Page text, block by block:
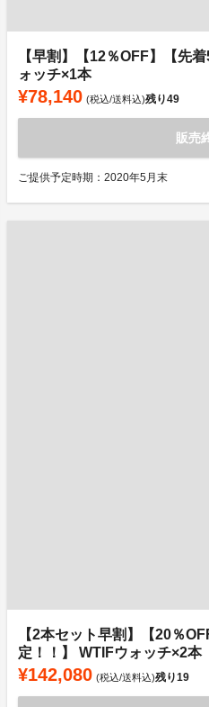
【早割】【12％OFF】【先
ォッチ×1本
¥78,140 (税込/送料込)残り49
販売
ご提供予定時期：2020年5月末
【2本セット早割】【20％
定！！】 WTIFウォッチ×2本
¥142,080 (税込/送料込)残り19